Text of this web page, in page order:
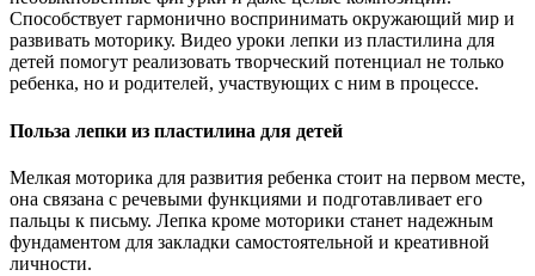
Способствует гармонично воспринимать окружающий мир и
развивать моторику. Видео уроки лепки из пластилина для
детей помогут реализовать творческий потенциал не только
ребенка, но и родителей, участвующих с ним в процессе.
Польза лепки из пластилина для детей
Мелкая моторика для развития ребенка стоит на первом месте,
она связана с речевыми функциями и подготавливает его
пальцы к письму. Лепка кроме моторики станет надежным
фундаментом для закладки самостоятельной и креативной
личности.